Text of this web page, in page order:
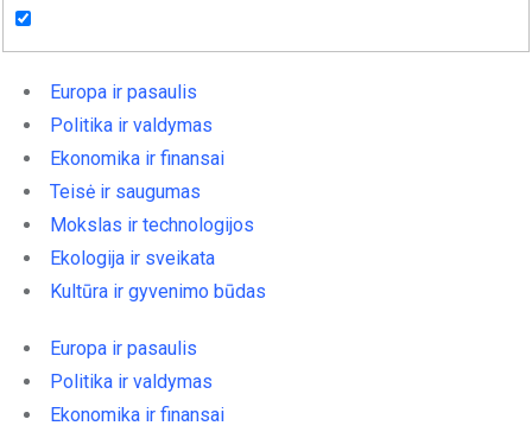
Europa ir pasaulis
Politika ir valdymas
Ekonomika ir finansai
Teisė ir saugumas
Mokslas ir technologijos
Ekologija ir sveikata
Kultūra ir gyvenimo būdas
Europa ir pasaulis
Politika ir valdymas
Ekonomika ir finansai